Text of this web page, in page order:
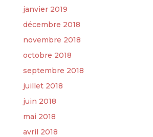
janvier 2019
décembre 2018
novembre 2018
octobre 2018
septembre 2018
juillet 2018
juin 2018
mai 2018
avril 2018